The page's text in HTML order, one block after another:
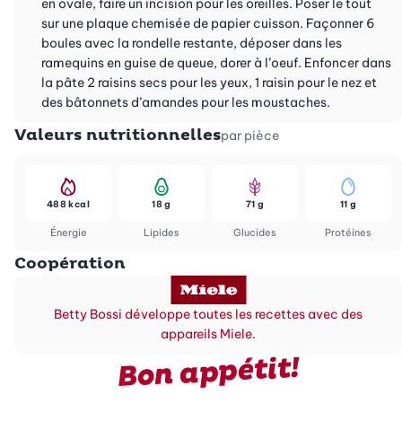
en ovale, faire un incision pour les oreilles. Poser le tout
sur une plaque chemisée de papier cuisson. Façonner 6
boules avec la rondelle restante, déposer dans les
ramequins en guise de queue, dorer à l’oeuf. Enfoncer dans
la pâte 2 raisins secs pour les yeux, 1 raisin pour le nez et
des bâtonnets d’amandes pour les moustaches.
Valeurs nutritionnellespar pièce
Énergie
488 kcal
Lipides
18 g
Glucides
71 g
Protéines
11 g
Coopération
Betty Bossi développe toutes les recettes avec des
appareils Miele.
Bon appétit!